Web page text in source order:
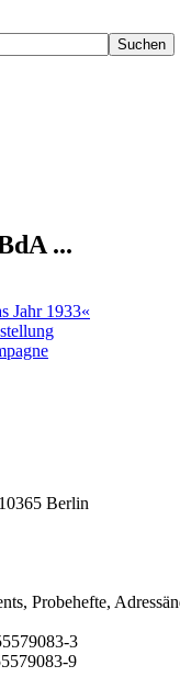
Suchen
...
Jahr 1933«
Berlin
Probehefte,
3
9